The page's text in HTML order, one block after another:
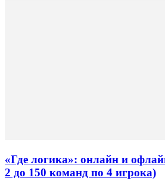
«Где логика»: онлайн и
2 до 150 команд по 4 игрока)